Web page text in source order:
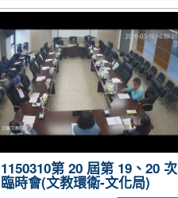
1150310第 20 屆第 19、20 次
臨時會(文教環衛-文化局)